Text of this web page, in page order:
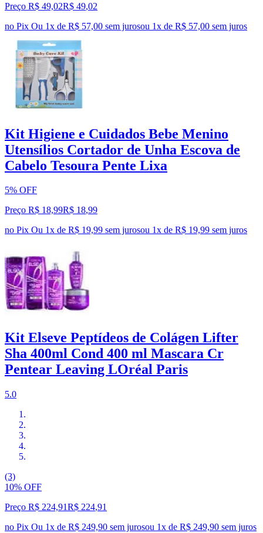
Preço R$ 49,02R$ 49,02
no Pix Ou 1x de R$ 57,00 sem jurosou 1x de R$ 57,00 sem juros
Kit Higiene e Cuidados Bebe Menino
Utensílios Cortador de Unha Escova de
Cabelo Tesoura Pente Lixa
5% OFF
Preço R$ 18,99R$ 18,99
no Pix Ou 1x de R$ 19,99 sem jurosou 1x de R$ 19,99 sem juros
Kit Elseve Peptídeos de Colágen Lifter
Sha 400ml Cond 400 ml Mascara Cr
Pentear Leaving LOréal Paris
5.0
(3)
10% OFF
Preço R$ 224,91R$ 224,91
no Pix Ou 1x de R$ 249,90 sem jurosou 1x de R$ 249,90 sem juros